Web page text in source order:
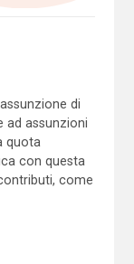
di
ad assunzioni
quota
con questa
come